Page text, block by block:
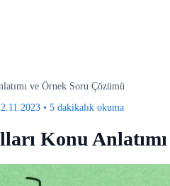
ve Örnek Soru Çözümü
• 5 dakikalık okuma
Konu